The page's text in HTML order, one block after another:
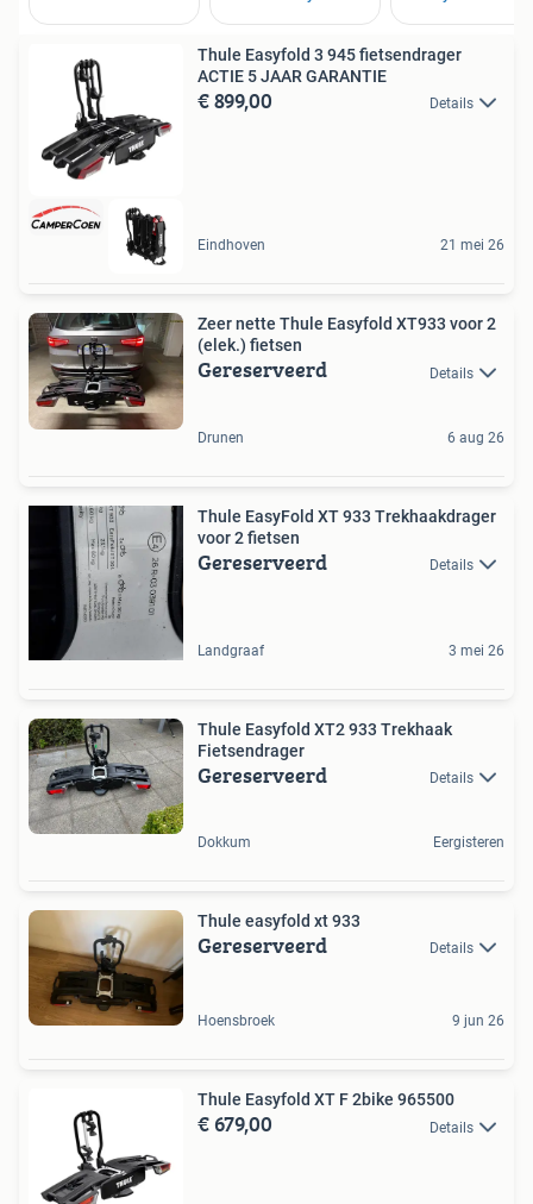
Thule Easyfold 3 945 fietsendrager
ACTIE 5 JAAR GARANTIE
€ 899,00 Details
Eindhoven 21 mei 26
Zeer nette Thule Easyfold XT933 voor 2
(elek.) fietsen
Gereserveerd Details
Drunen 6 aug 26
Thule EasyFold XT 933 Trekhaakdrager
voor 2 fietsen
Gereserveerd Details
Landgraaf 3 mei 26
Thule Easyfold XT2 933 Trekhaak
Fietsendrager
Gereserveerd Details
Dokkum Eergisteren
Thule easyfold xt 933
Gereserveerd Details
Hoensbroek 9 jun 26
Thule Easyfold XT F 2bike 965500
€ 679,00 Details